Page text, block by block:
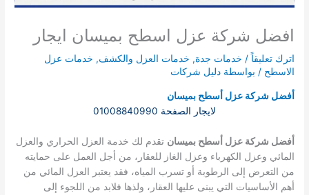
افضل شركة عزل اسطح بميسان ايجار
اترك تعليقاً / خدمات جدة, خدمات العزل والكشف, خدمات عزل
الاسطح / بواسطة دليل شركات
أفضل شركة عزل أسطح بميسان
لايجار الصفحة 01008840990
أفضل شركة عزل أسطح بميسان تقدم لك خدمة العزل الحراري والعزل
المائي وعزل الكهرباء وعزل الغاز للعقار، من أجل العمل على حمايته
من التعرض إلى الرطوبة أو تسرب المياه، فقد يعتبر العزل المائي من
أهم الأساسيات التي يبنى عليها العقار، ولذها فلابد من اللجوء إلى